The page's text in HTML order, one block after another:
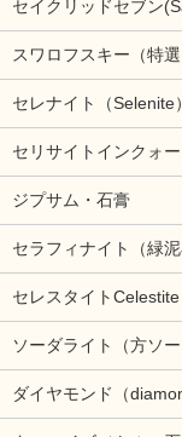
セイクリッドセブン
スワロフスキー（特選
セレナイト（Selenite
セリサイトインクォ
ジプサム・石膏
セラフィナイト（緑
セレスタイト
ソーダライト（方ソー
ダイヤモンド（